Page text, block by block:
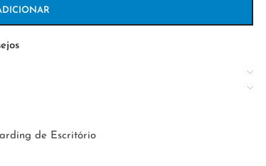
de Escritório